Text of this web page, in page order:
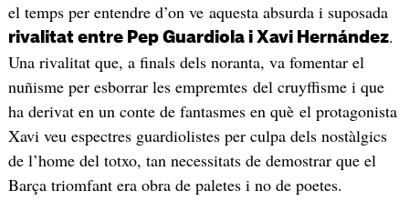
el temps per entendre d’on ve aquesta absurda i suposada
rivalitat entre Pep Guardiola i Xavi Hernández.
Una rivalitat que, a finals dels noranta, va fomentar el
nuñisme per esborrar les empremtes del cruyffisme i que
ha derivat en un conte de fantasmes en què el protagonista
Xavi veu espectres guardiolistes per culpa dels nostàlgics
de l’home del totxo, tan necessitats de demostrar que el
Barça triomfant era obra de paletes i no de poetes.